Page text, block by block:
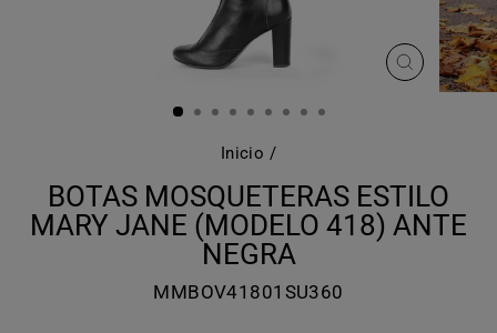
CERRAR
(ESC)
Inicio /
BOTAS MOSQUETERAS ESTILO
MARY JANE (MODELO 418) ANTE
NEGRA
MMBOV41801SU360